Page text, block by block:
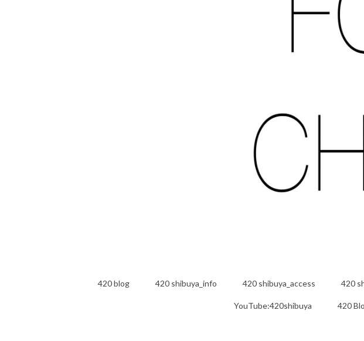
420 blog 420 shibuya_info 420 shibuya_access 420
YouTube:420shibuya 420